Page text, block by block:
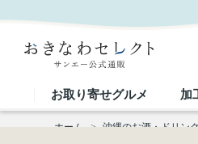
お取り寄せグルメ 加
ホーム > 沖縄のお酒・ドリンク